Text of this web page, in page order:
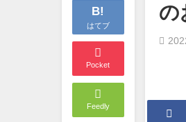
B!
はてブ
Pocket
Feedly
の